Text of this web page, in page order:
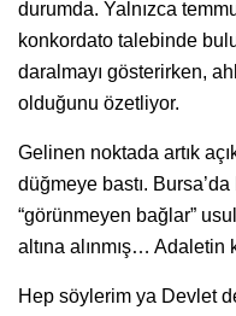
durumda. Yalnızca
konkordato talebinde
daralmayı gösterirken,
olduğunu özetliyor.
Gelinen noktada artık
düğmeye bastı.
“görünmeyen bağlar”
altına alınmış… Adaletin
Hep söylerim ya Devlet